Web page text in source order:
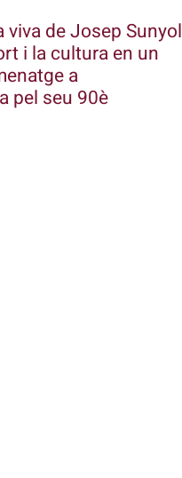
viva de Josep Sunyol
i la cultura en un
a
pel seu 90è